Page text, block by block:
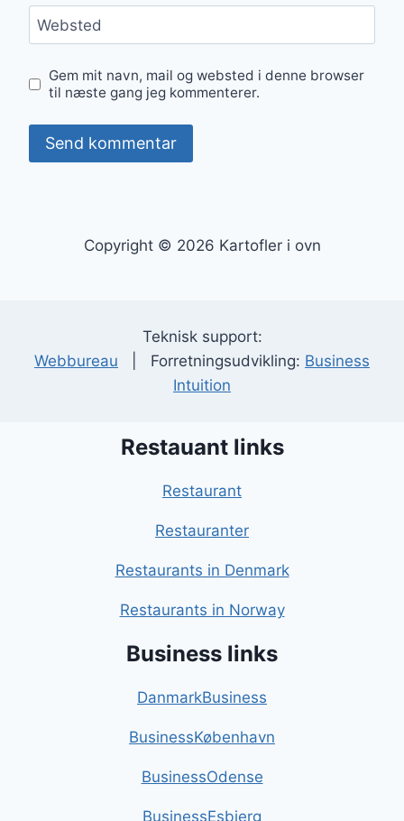
Websted
Gem mit navn, mail og websted i denne browser
til næste gang jeg kommenterer.
Copyright © 2026 Kartofler i ovn
Teknisk support:
Webbureau | Forretningsudvikling: Business
Intuition
Restauant links
Restaurant
Restauranter
Restaurants in Denmark
Restaurants in Norway
Business links
DanmarkBusiness
BusinessKøbenhavn
BusinessOdense
BusinessEsbjerg